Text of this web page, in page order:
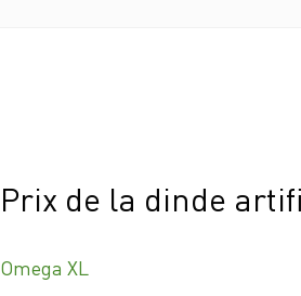
Prix de la dinde
Omega XL